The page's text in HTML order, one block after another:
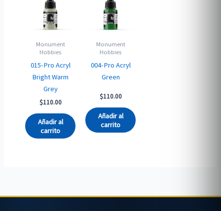
Monument
Hobbies
015-Pro Acryl
Bright Warm
Grey
$110.00
Añadir al
carrito
Monument
Hobbies
004-Pro Acryl
Green
$110.00
Añadir al
carrito